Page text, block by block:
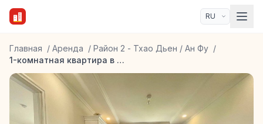
Главная / Аренда / Район 2 - Тхао Дьен / Ан Фу /
1-комнатная квартира в Тхао Дьен